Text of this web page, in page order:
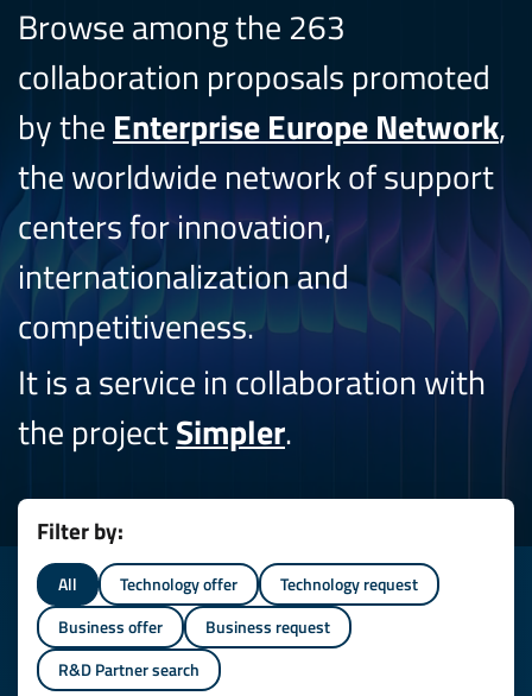
Browse among the 263
collaboration proposals promoted
by the Enterprise Europe Network,
the worldwide network of support
centers for innovation,
internationalization and
competitiveness.
It is a service in collaboration with
the projectSimpler.
Filter by:
All Technology offer
Technology request
Business offer
Business request
R&D Partner search